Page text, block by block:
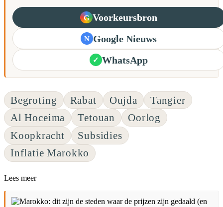
G Voorkeursbron
N Google Nieuws
✓ WhatsApp
Begroting Rabat Oujda
Tangier
Al Hoceima
Tetouan
Oorlog
Koopkracht
Subsidies
Inflatie Marokko
Lees meer